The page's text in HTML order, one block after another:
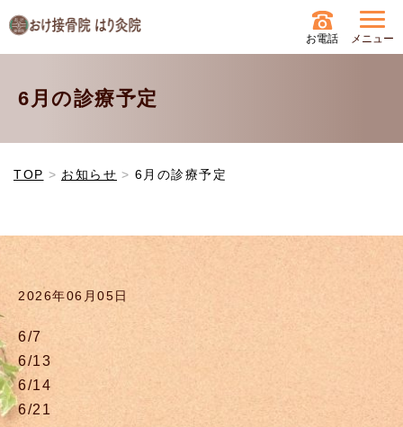
お電話 メニュー
6月の診療予定
TOP お知らせ 6月の診療予定
2026年06月05日
6/7
6/13
6/14
6/21